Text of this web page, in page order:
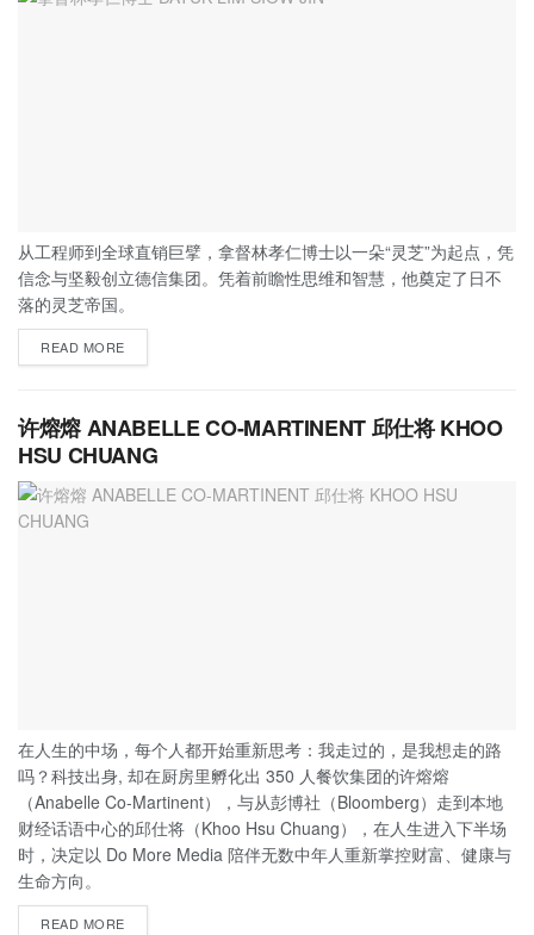
从工程师到全球直销巨擘，拿督林孝仁博士以一朵“灵芝”为起点，凭
信念与坚毅创立德信集团。凭着前瞻性思维和智慧，他奠定了日不
落的灵芝帝国。
READ MORE
许熔熔 ANABELLE CO-MARTINENT 邱仕将 KHOO
HSU CHUANG
在人生的中场，每个人都开始重新思考：我走过的，是我想走的路
吗？科技出身, 却在厨房里孵化出 350 人餐饮集团的许熔熔
（Anabelle Co-Martinent），与从彭博社（Bloomberg）走到本地
财经话语中心的邱仕将（Khoo Hsu Chuang），在人生进入下半场
时，决定以 Do More Media 陪伴无数中年人重新掌控财富、健康与
生命方向。
READ MORE